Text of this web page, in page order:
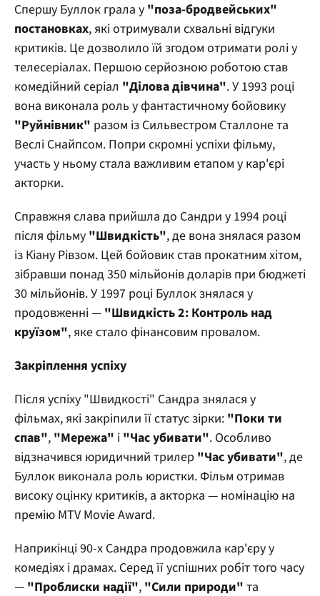
Спершу Буллок грала у "поза-бродвейських"
постановках, які отримували схвальні відгуки
критиків. Це дозволило їй згодом отримати ролі у
телесеріалах. Першою серйозною роботою став
комедійний серіал "Ділова дівчина". У 1993 році
вона виконала роль у фантастичному бойовику
"Руйнівник" разом із Сильвестром Сталлоне та
Веслі Снайпсом. Попри скромні успіхи фільму,
участь у ньому стала важливим етапом у кар'єрі
акторки.
Справжня слава прийшла до Сандри у 1994 році
після фільму "Швидкість", де вона знялася разом
із Кіану Рівзом. Цей бойовик став прокатним хітом,
зібравши понад 350 мільйонів доларів при бюджеті
30 мільйонів. У 1997 році Буллок знялася у
продовженні — "Швидкість 2: Контроль над
круїзом", яке стало фінансовим провалом.
Закріплення успіху
Після успіху "Швидкості" Сандра знялася у
фільмах, які закріпили її статус зірки: "Поки ти
спав", "Мережа" і "Час убивати". Особливо
відзначився юридичний трилер "Час убивати", де
Буллок виконала роль юристки. Фільм отримав
високу оцінку критиків, а акторка — номінацію на
премію MTV Movie Award.
Наприкінці 90-х Сандра продовжила кар'єру у
комедіях і драмах. Серед її успішних робіт того часу
— "Проблиски надії", "Сили природи" та